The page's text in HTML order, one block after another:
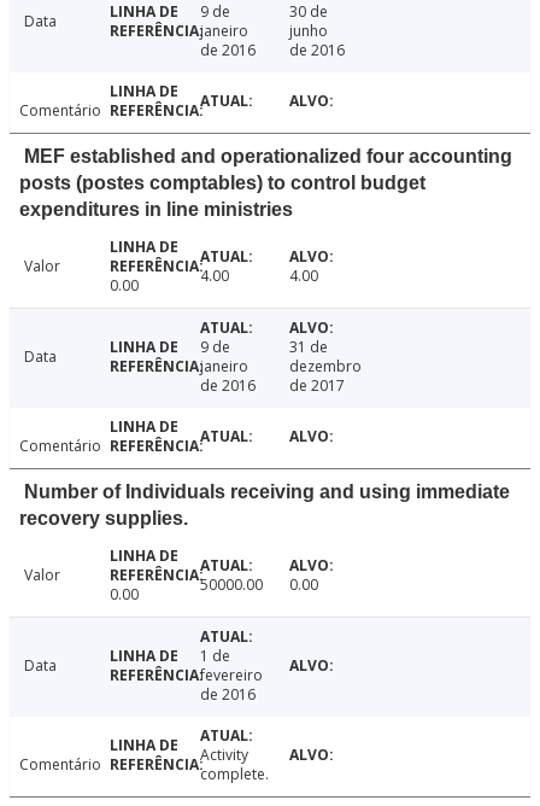
Data
9 de
janeiro
de 2016
30 de
junho
de 2016
Comentário
MEF established and operationalized four accounting
posts (postes comptables) to control budget
expenditures in line ministries
Valor
0.00
4.00 4.00
Data
9 de
janeiro
de 2016
31 de
dezembro
de 2017
Comentário
Number of Individuals receiving and using immediate
recovery supplies.
Valor
0.00
50000.00 0.00
Data
1 de
fevereiro
de 2016
Comentário
Activity
complete.